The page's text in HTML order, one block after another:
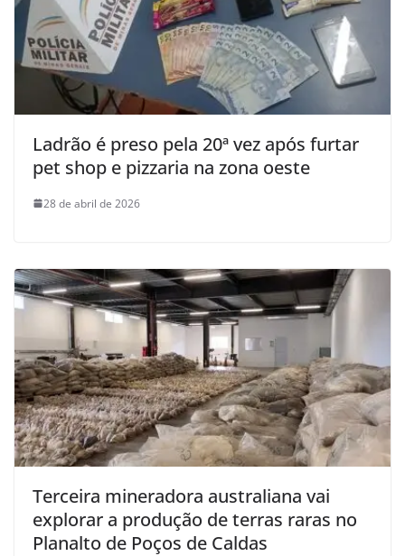
Ladrão é preso pela 20ª vez após furtar
pet shop e pizzaria na zona oeste
28 de abril de 2026
Terceira mineradora australiana vai
explorar a produção de terras raras no
Planalto de Poços de Caldas